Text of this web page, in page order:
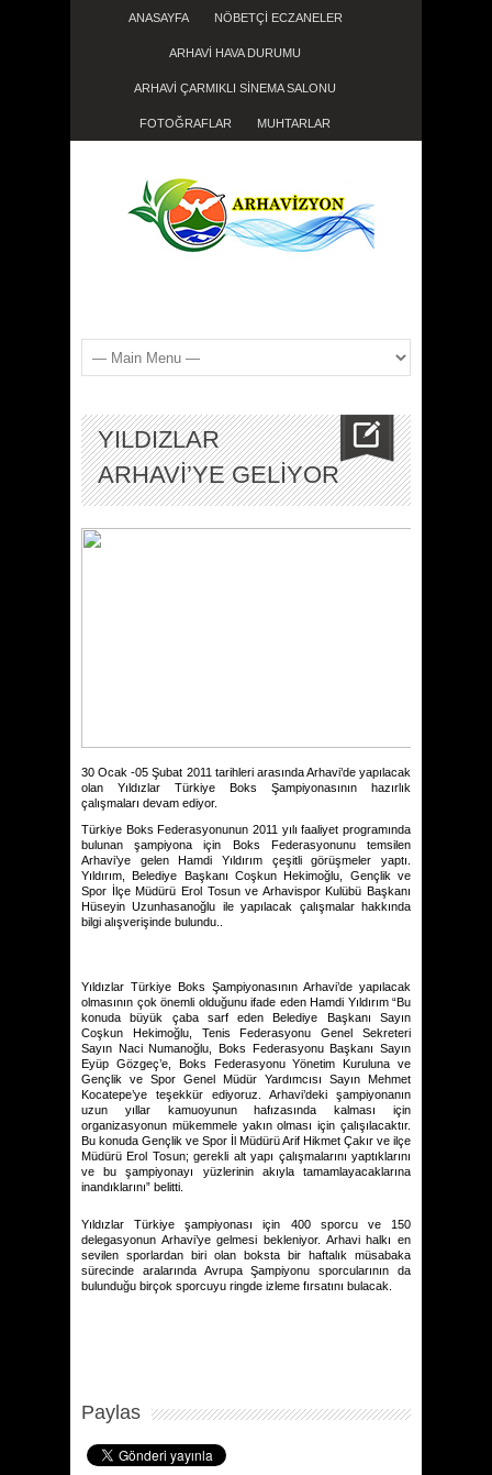
ANASAYFA NÖBETÇİ ECZANELER
ARHAVİ HAVA DURUMU
ARHAVİ ÇARMIKLI SİNEMA SALONU
FOTOĞRAFLAR MUHTARLAR
YILDIZLAR
ARHAVİ’YE GELİYOR
30 Ocak -05 Şubat 2011 tarihleri arasında Arhavi’de yapılacak
olan Yıldızlar Türkiye Boks Şampiyonasının hazırlık
çalışmaları devam ediyor.
Türkiye Boks Federasyonunun 2011 yılı faaliyet programında
bulunanşampiyona için Boks Federasyonunu temsilen
Arhavi’ye gelen Hamdi Yıldırım çeşitli görüşmeler yaptı.
Yıldırım, Belediye Başkanı Coşkun Hekimoğlu, Gençlik ve
Spor İlçe Müdürü Erol Tosun ve Arhavispor Kulübü Başkanı
Hüseyin Uzunhasanoğlu ile yapılacak çalışmalar hakkında
bilgi alışverişinde bulundu..
Yıldızlar Türkiye Boks Şampiyonasının Arhavi’de yapılacak
olmasının çok önemli olduğunu ifade eden Hamdi Yıldırım “Bu
konuda büyük çaba sarf eden Belediye Başkanı Sayın
Coşkun Hekimoğlu, Tenis Federasyonu Genel Sekreteri
Sayın Naci Numanoğlu, Boks Federasyonu Başkanı Sayın
Eyüp Gözgeç’e, Boks Federasyonu Yönetim Kuruluna ve
Gençlik ve Spor Genel Müdür Yardımcısı Sayın Mehmet
Kocatepe’ye teşekkür ediyoruz. Arhavi’deki şampiyonanın
uzun yıllar kamuoyunun hafızasında kalması için
organizasyonun mükemmele yakın olması için çalışılacaktır.
Bu konuda Gençlik ve Spor İl Müdürü Arif Hikmet Çakır ve ilçe
Müdürü Erol Tosun; gerekli alt yapı çalışmalarını yaptıklarını
ve bu şampiyonayı yüzlerinin akıyla tamamlayacaklarına
inandıklarını” belitti.
Yıldızlar Türkiye şampiyonası için 400 sporcu ve 150
delegasyonun Arhavi’ye gelmesi bekleniyor. Arhavi halkı en
sevilen sporlardan biri olan boksta bir haftalık müsabaka
sürecinde aralarında Avrupa Şampiyonu sporcularının da
bulunduğu birçok sporcuyu ringde izleme fırsatını bulacak.
Paylas